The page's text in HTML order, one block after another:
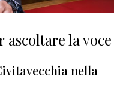
ascoltare la voce
nella